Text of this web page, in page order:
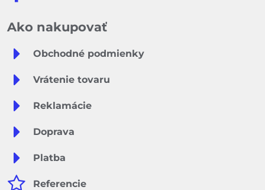
Ako nakupovať
Obchodné podmienky
Vrátenie tovaru
Reklamácie
Doprava
Platba
Referencie